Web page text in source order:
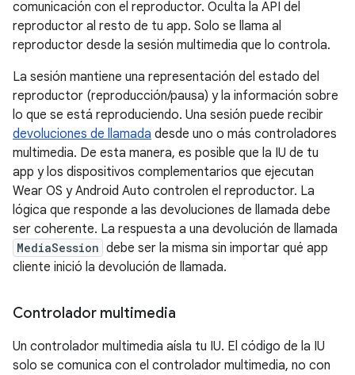
comunicación con el reproductor. Oculta la API del
reproductor al resto de tu app. Solo se llama al
reproductor desde la sesión multimedia que lo controla.
La sesión mantiene una representación del estado del
reproductor (reproducción/pausa) y la información sobre
lo que se está reproduciendo. Una sesión puede recibir
devoluciones de llamada desde uno o más controladores
multimedia. De esta manera, es posible que la IU de tu
app y los dispositivos complementarios que ejecutan
Wear OS y Android Auto controlen el reproductor. La
lógica que responde a las devoluciones de llamada debe
ser coherente. La respuesta a una devolución de llamada
MediaSession debe ser la misma sin importar qué app
cliente inició la devolución de llamada.
Controlador multimedia
Un controlador multimedia aísla tu IU. El código de la IU
solo se comunica con el controlador multimedia, no con